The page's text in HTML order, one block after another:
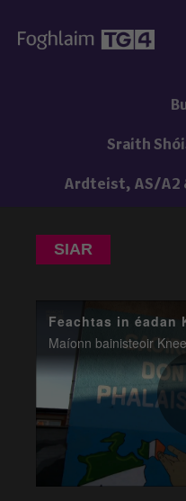
Sraith
Ardteist, AS/A2
SIAR
Feachtas in éadan